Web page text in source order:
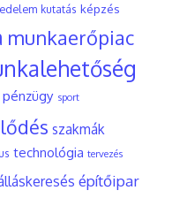
kutatás képzés
munkaerőpiac
pénzügy sport
szakmák
technológia tervezés
építőipar